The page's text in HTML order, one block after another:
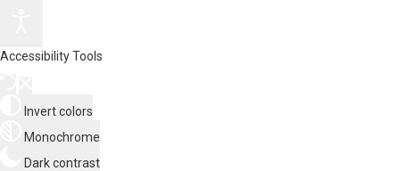
Accessibility Tools
Invert colors
Monochrome
Dark contrast